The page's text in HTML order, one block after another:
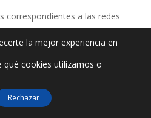
correspondientes a las redes
tienen sus propias
lo dispuesto en supolítica
cookies
lo dispuesto en su
la mejor experiencia en
qué cookies utilizamos o
Rechazar